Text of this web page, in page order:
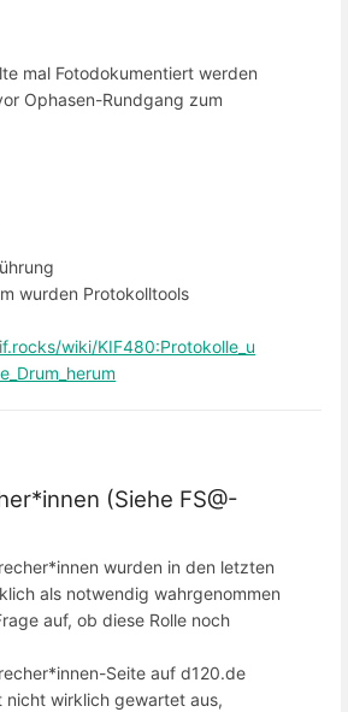
mal Fotodokumentiert werden
Ophasen-Rundgang zum
wurden Protokolltools
wiki/KIF480:Protokolle_u
(Siehe FS@-
wurden in den letzten
als notwendig wahrgenommen
auf, ob diese Rolle noch
Seite auf d120.de
nicht wirklich gewartet aus,